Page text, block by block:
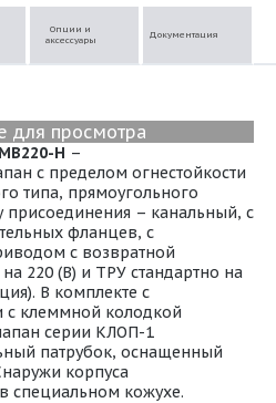
Опции и
аксессуары
Документация
для просмотра
H –
с пределом огнестойкости
типа, прямоугольного
присоединения – канальный, с
фланцев, с
с возвратной
220 (В) и ТРУ стандартно на
В комплекте с
с клеммной колодкой
серии КЛОП-1
патрубок, оснащенный
корпуса
специальном кожухе.